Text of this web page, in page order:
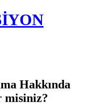
Hakkında
misiniz?